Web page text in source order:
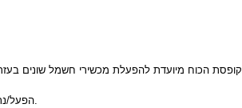
קופסת הכוח מיועדת להפעלת מכשירי חשמל שונים
הפעל/נתק – כל זמן שהמתג לחוץ, המכשיר מופעל. הפסקת הלחיצה על המתג מפסיקה את פעולת המכשיר החשמלי.